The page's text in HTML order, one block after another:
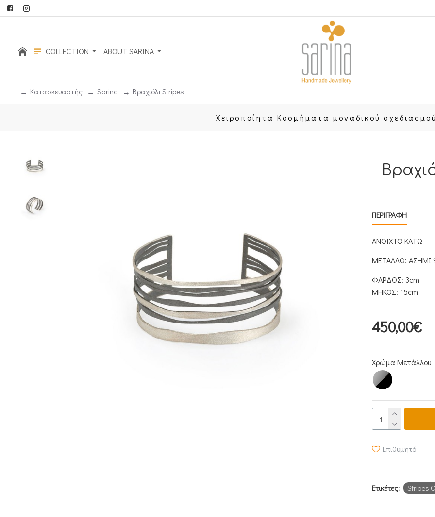
COLLECTION ABOUT SARINA
Κατασκευαστής Sarina Βραχιόλι Stripes
Χειροποίητα Κοσμήματα μοναδικού σχεδιασμού
ΠΕΡΙΓΡΑΦΗ
ΑΝΟΙΧΤΟ ΚΑΤΩ
ΜΕΤΑΛΛΟ: ΑΣΗΜΙ
ΦΑΡΔΟΣ: 3cm
ΜΗΚΟΣ: 15cm
450,00€
Χρώμα Μετάλλου
Επιθυμητό
Ετικέτες: Stripes